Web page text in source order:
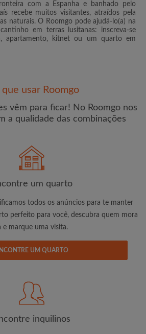
com os Termos e Condições de
Política de Privadicade
ofertas exclusivas e atualizações de
que é importante para você
e inquilinos
com a Espanha e banhado pelo
recebe muitos visitantes, atraídos pela
naturais. O Roomgo pode ajudá-lo(a) na
em terras lusitanas: inscreva-se
apartamento, kitnet ou um quarto em
que usar Roomgo
vêm para ficar! No Roomgo nos
a qualidade das combinações
um quarto
todos os anúncios para te manter
perfeito para você, descubra quem mora
e marque uma visita.
UM QUARTO
inquilinos